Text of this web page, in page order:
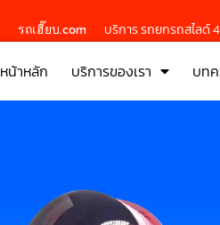
รถเฮี๊ยบ.com บริการ รถยกรถสไลด์
หน้าหลัก บริการของเรา บท